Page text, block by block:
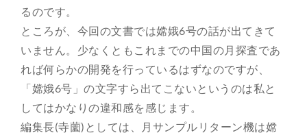
るのです。
ところが、今回の文書では嫦娥6号の話が出てきて
いません。少なくともこれまでの中国の月探査であ
れば何らかの開発を行っているはずなのですが、
「嫦娥6号」の文字すら出てこないというのは私と
してはかなりの違和感を感じます。
編集長(寺薗)としては、月サンプルリターン機は嫦